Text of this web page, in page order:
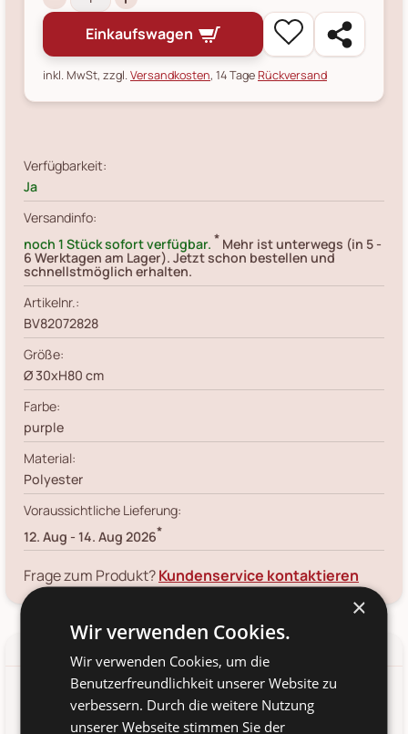
Einkaufswagen
inkl. MwSt, zzgl.Versandkosten, 14 TageRückversand
Verfügbarkeit:
Ja
Versandinfo:
noch 1 Stück sofort verfügbar. * Mehr ist unterwegs (in 5 -
6 Werktagen am Lager). Jetzt schon bestellen und
schnellstmöglich erhalten.
Artikelnr.:
BV82072828
Größe:
Ø 30xH80 cm
Farbe:
purple
Material:
Polyester
Voraussichtliche Lieferung:
12. Aug - 14. Aug 2026*
Frage zum Produkt?Kundenservice kontaktieren
Edge Blumenstrauß, Violett, Künstliche Blumen von
Bloomingville aus Dänemark. Der Edge Blumenstrauß von
×
Wir verwenden Cookies.
Wir verwenden Cookies, um die
Benutzerfreundlichkeit unserer Website zu
verbessern. Durch die weitere Nutzung
unserer Webseite stimmen Sie der